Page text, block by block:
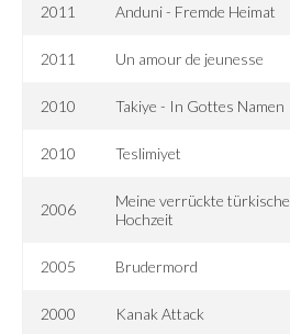
2011 Anduni - Fremde Heimat
2011 Un amour de jeunesse
2010 Takiye - In Gottes Namen
2010 Teslimiyet
2006
Meine verrückte türkische
Hochzeit
2005 Brudermord
2000 Kanak Attack